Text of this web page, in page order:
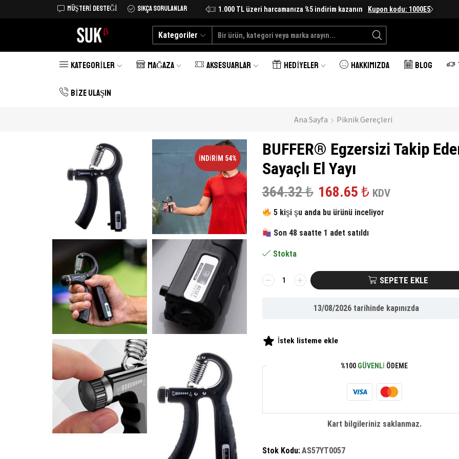
MÜŞTERI DESTEĞI SIKÇA SORULANLAR
Tüm Türkiye'ye kargo şimdi 25 TL Alışverişe Başlayın 1.000 TL üzeri harcamanıza %5 indirim kazanın Kupon kodu: 1000E5
Kategoriler
Search
KATEGORILER MAĞAZA AKSESUARLAR HEDIYELER HAKKIMIZDA BLOG
BIZE ULAŞIN
Ana Sayfa Piknik Gereçleri
İNDIRIM 54%
BUFFER® Egzersizi Takip
Sayaçlı El Yayı
364.32₺ Orijinal
fiyat:
364.32 ₺.
168.65 ₺Şu
andaki
fiyat:
KDV
5 kişi şu anda bu ürünü inceliyor
Son 48 saatte 1 adet satıldı
Stokta
BUFFER® Egzersizi
Takip
Yayı
adet
SEPETE EKLE
13/08/2026tarihinde kapınızda
İstek listeme ekle
%100 GÜVENLI ÖDEME
Kart bilgileriniz saklanmaz.
Stok Kodu:AS57YT0057